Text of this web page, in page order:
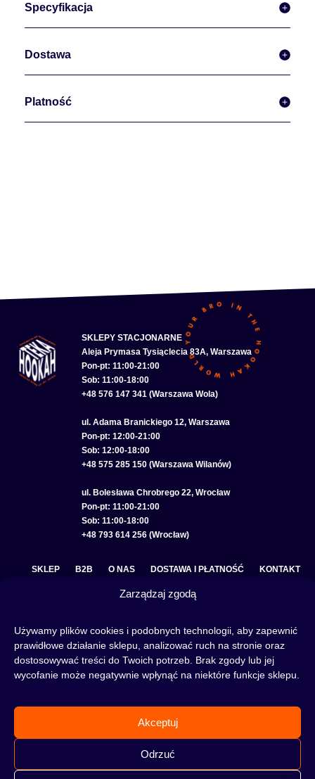
Zarządzaj zgodą
Używamy plików cookies i podobnych technologii, aby zapewnić
prawidłowe działanie sklepu, analizować ruch na stronie oraz
dostosowywać treści do Twoich potrzeb. Brak zgody lub jej
wycofanie może negatywnie wpłynąć na niektóre funkcje sklepu.
Akceptuj
Odrzuć
Specyfikacja
Dostawa
Platność
SKLEPY STACJONARNE
Aleja Prymasa Tysiąclecia 83A, Warszawa
Pon-pt: 11:00-21:00
Sob: 11:00-18:00
+48 576 147 341 (Warszawa Wola)
ul. Adama Branickiego 12, Warszawa
Pon-pt: 12:00-21:00
Sob: 12:00-18:00
+48 575 285 150 (Warszawa Wilanów)
ul. Bolesława Chrobrego 22, Wrocław
Pon-pt: 11:00-21:00
Sob: 11:00-18:00
+48 793 614 256 (Wrocław)
SKLEP B2B O NAS DOSTAWA I PŁATNOŚĆ KONTAKT
POLITYKA PRYWATNOŚCI
to miejsce jest idealne dla Ciebie! Odwiedź nasz
artykułów, albo nie czekaj i od razu przejdź do naszego shisha-sklepu i zacznij zakupy.